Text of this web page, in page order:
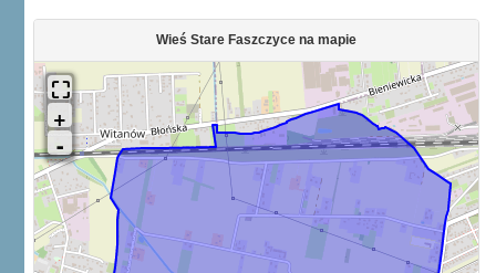
Wieś Stare Faszczyce na mapie